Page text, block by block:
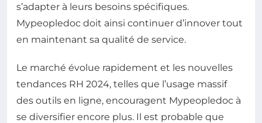
s’adapter à leurs besoins spécifiques.
Mypeopledoc doit ainsi continuer d’innover tout
en maintenant sa qualité de service.
Le marché évolue rapidement et les nouvelles
tendances RH 2024, telles que l’usage massif
des outils en ligne, encouragent Mypeopledoc à
se diversifier encore plus. Il est probable que